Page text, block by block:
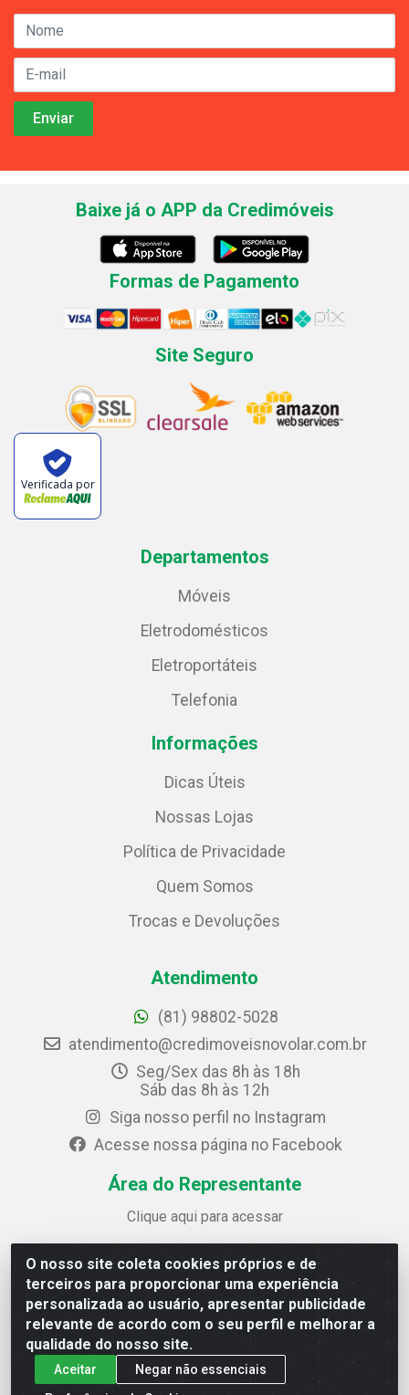
O nosso site coleta cookies próprios e de
terceiros para proporcionar uma experiência
personalizada ao usuário, apresentar publicidade
relevante de acordo com o seu perfil e melhorar a
qualidade do nosso site.
Aceitar
Negar não essenciais
Baixe já o APP da Credimóveis
Formas de Pagamento
Site Seguro
Verificada por
Departamentos
Móveis
Eletrodomésticos
Eletroportáteis
Telefonia
Informações
Dicas Úteis
Nossas Lojas
Política de Privacidade
Quem Somos
Trocas e Devoluções
Atendimento
(81) 98802-5028
atendimento@credimoveisnovolar.com.br
Seg/Sex das 8h às 18h
Sáb das 8h às 12h
Siga nosso perfil no Instagram
Acesse nossa página no Facebook
Área do Representante
Clique aqui para acessar
Credimóveis Novolar Ltda
Rua José Alves Bezerra, 430 - Prazeres - Jaboatão dos
Guararapes / PE - CEP 54.325-610
CNPJ: 09.930.165/0013-70